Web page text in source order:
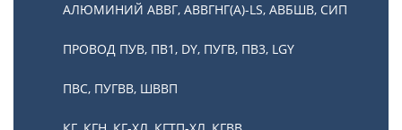
АЛЮМИНИЙ АВВГ, АВВГНГ(А)-LS, АВБШВ, СИП
ПРОВОД ПУВ, ПВ1, DY, ПУГВ, ПВ3, LGY
ПВС, ПУГВВ, ШВВП